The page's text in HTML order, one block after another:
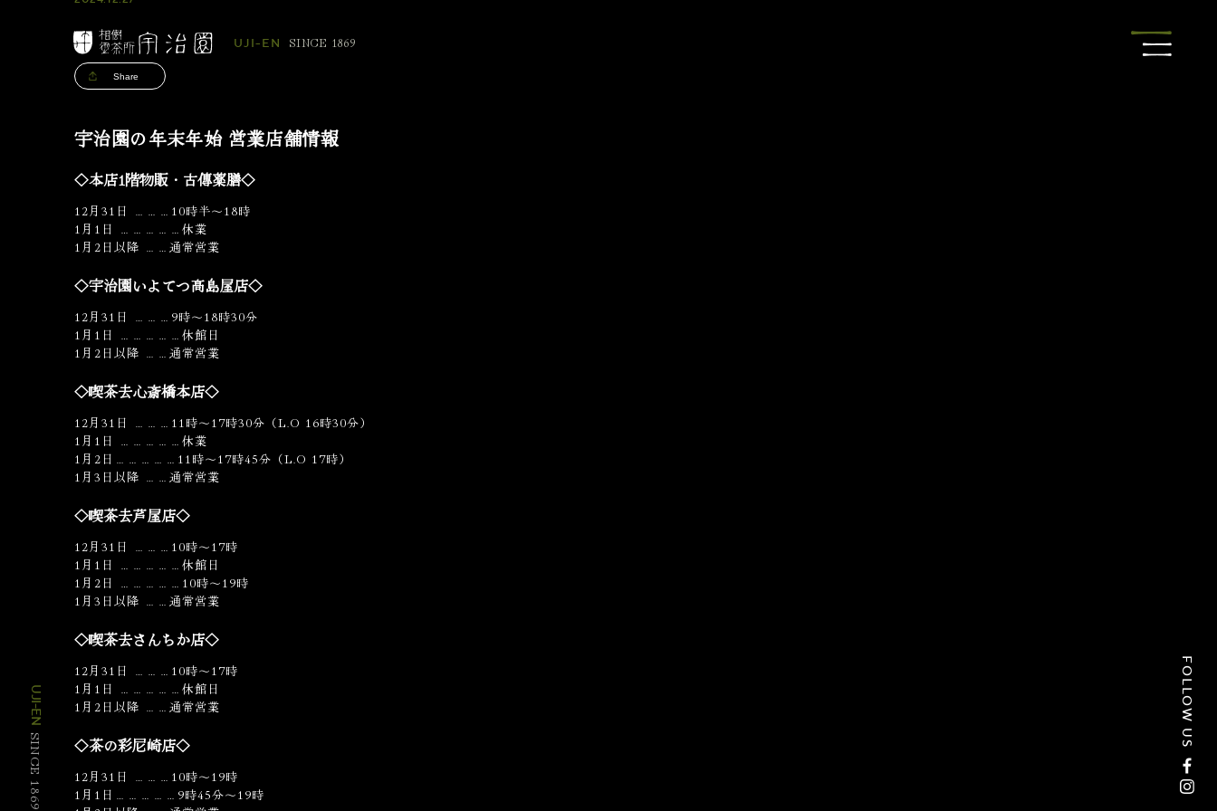
UJI-EN SINCE 1869
FOLLOW US
UJI-EN
SINCE 1869
Share
宇治園の年末年始 営業店舗情報
◇本店1階物販・古傳薬膳◇
12月31日 ………10時半〜18時
1月1日 ……………休業
1月2日以降 ……通常営業
◇宇治園いよてつ高島屋店◇
12月31日 ………9時～18時30分
1月1日 ……………休館日
1月2日以降 ……通常営業
◇喫茶去心斎橋本店◇
12月31日 ………11時～17時30分（L.O 16時30分）
1月1日 ……………休業
1月2日……………11時～17時45分（L.O 17時）
1月3日以降 ……通常営業
◇喫茶去芦屋店◇
12月31日 ………10時～17時
1月1日 ……………休館日
1月2日 ……………10時～19時
1月3日以降 ……通常営業
◇喫茶去さんちか店◇
12月31日 ………10時〜17時
1月1日 ……………休館日
1月2日以降 ……通常営業
◇茶の彩尼崎店◇
12月31日 ………10時〜19時
1月1日……………9時45分〜19時